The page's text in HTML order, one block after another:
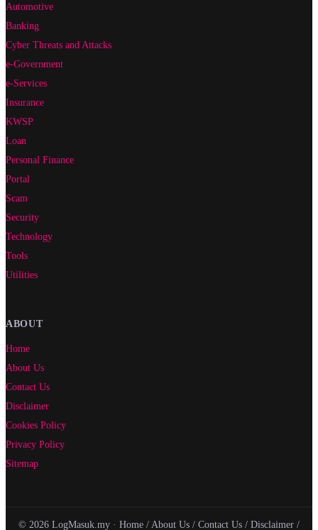
Automotive
Banking
Cyber Threats and Attacks
e-Government
e-Services
Insurance
KWSP
Loan
Personal Finance
Portal
Scam
Security
Technology
Tools
Utilities
ABOUT
Home
About Us
Contact Us
Disclaimer
Cookies Policy
Privacy Policy
Sitemap
© 2026 LogMasuk.my · Home / About Us / Contact Us / Disclaimer /